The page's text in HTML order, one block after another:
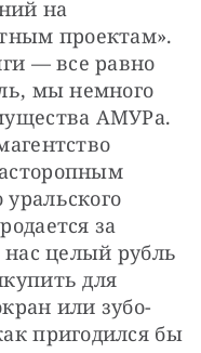
на
проектам».
— все равно
мы немного
АМУРа.
за
целый рубль
для
или зубо­
пригодился бы